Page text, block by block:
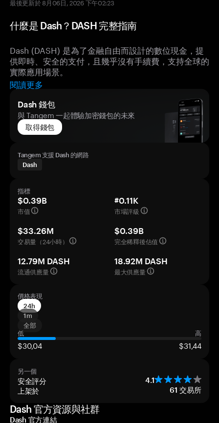
最後更新於 8月06日, 2026 下午02:23
什麼是 Dash？DASH 完整指南
Dash (DASH) 是為了金融自由而設計的數位現金，提
供即時、安全的支付，且幾乎沒有手續費，支持全球的
實際應用場景。
閱讀更多
Dash 錢包
與 Tangem 一起體驗加密錢包的未來
取得錢包
Tangem 支援 Dash 的網路
Dash
指標
$0.39B
市值
#0.11K
市場評級
$33.26M
交易量（24小時）
$0.39B
完全稀釋後估值
12.79M DASH
流通供應量
18.92M DASH
最大供應量
價格表現
24h
1m
全部
低
高
$30,04 $31,44
另一個
安全評分 4.1
上架於 61 交易所
Dash 官方資源與社群
Dash 官方連結